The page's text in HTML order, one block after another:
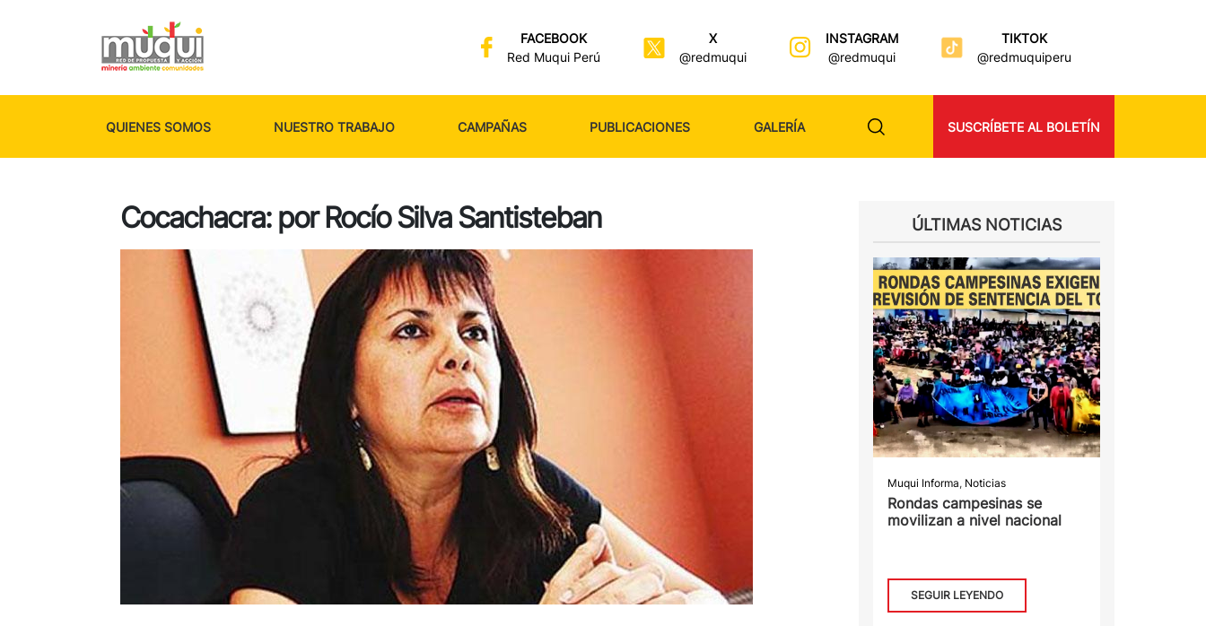
FACEBOOK
Red Muqui Perú
X
@redmuqui
INSTAGRAM
@redmuqui
TIKTOK
@redmuquiperu
QUIENES SOMOS NUESTRO TRABAJO CAMPAÑAS PUBLICACIONES GALERÍA SUSCRÍBETE AL BOLETÍN
Cocachacra: por Rocío Silva Santisteban ÚLTIMAS NOTICIAS
Muqui Informa, Noticias
Rondas campesinas se
movilizan a nivel nacional
SEGUIR LEYENDO